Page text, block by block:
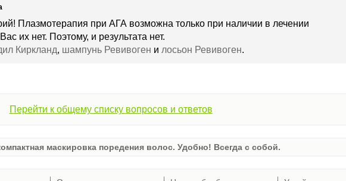
Плазмотерапия при АГА возможна только при наличии в лечении
их нет. Поэтому, и результата нет.
Киркланд, шампунь Ревивоген и лосьон Ревивоген.
Перейти к общему списку вопросов и ответов
маскировка поредения волос. Удобно! Всегда с собой.